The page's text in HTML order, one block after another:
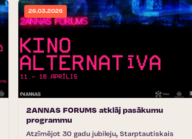
26.03.2026
2ANNAS FORUMS atklāj pasākumu
programmu
Atzīmējot 30 gadu jubileju, Starptautiskais